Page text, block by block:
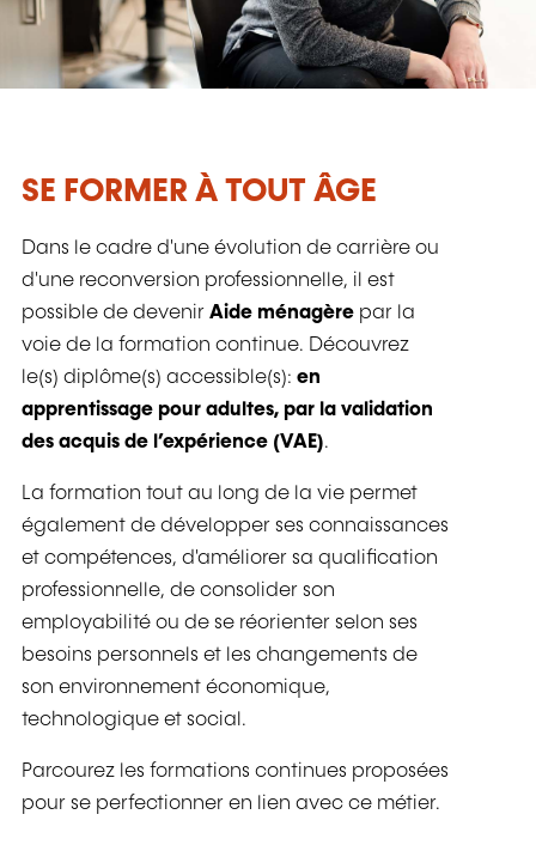
SE FORMER À TOUT ÂGE
Dans le cadre d'une évolution de carrière ou
d'une reconversion professionnelle, il est
possible de devenir Aide ménagère par la
voie de la formation continue. Découvrez
le(s) diplôme(s) accessible(s): en
apprentissage pour adultes, par la validation
des acquis de l’expérience (VAE).
La formation tout au long de la vie permet
également de développer ses connaissances
et compétences, d'améliorer sa qualification
professionnelle, de consolider son
employabilité ou de se réorienter selon ses
besoins personnels et les changements de
son environnement économique,
technologique et social.
Parcourez les formations continues proposées
pour se perfectionner en lien avec ce métier.